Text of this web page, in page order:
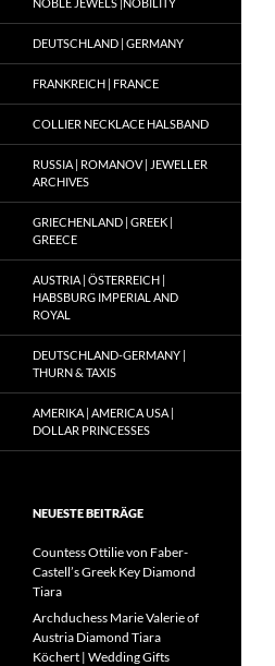
DEUTSCHLAND | GERMANY
FRANKREICH | FRANCE
COLLIER NECKLACE HALSBAND
RUSSIA | ROMANOV | JEWELLER
ARCHIVES
GRIECHENLAND | GREEK |
GREECE
AUSTRIA | ÖSTERREICH |
HABSBURG IMPERIAL AND
ROYAL
DEUTSCHLAND-GERMANY |
THURN & TAXIS
AMERIKA | AMERICA USA |
DOLLAR PRINCESSES
NEUESTE BEITRÄGE
Countess Ottilie von Faber-
Castell’s Greek Key Diamond
Tiara
Archduchess Marie Valerie of
Austria Diamond Tiara
Köchert | Wedding Gifts